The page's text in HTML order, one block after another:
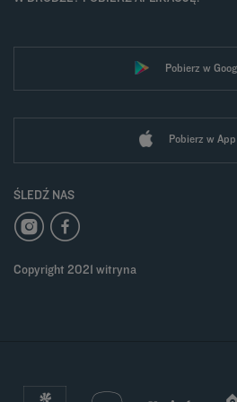
Pobierz w
Pobierz w
ŚLEDŹ NAS
Copyright 2021 witryna